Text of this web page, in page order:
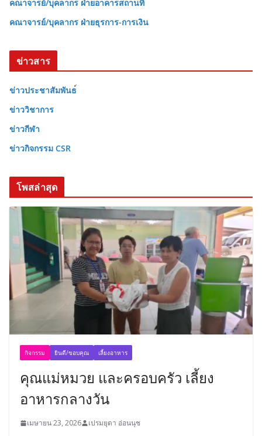
คณาจารย์/บุคลากร ฝ่ายอาคารสถานที่
คณาจารย์/บุคลากร ฝ่ายธุรการ-การเงิน
ข่าวสาร
ข่าวประชาสัมพันธ
ข่าววิชาการ
ข่าวกีฬา
ข่าวกิจกรรม CSR
โพสล่าสุด
กิจกรรม ยินดี/ขอบคุณ เลี้ยงอาหาร
คุณแม่หมวย และครอบครัว เลี้ยง
อาหารกลางวัน
เมษายน 23, 2026 เปรมยุดา อ่อนนุช